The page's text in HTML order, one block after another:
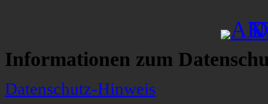
Informationen zum
Datenschutz-Hinweis